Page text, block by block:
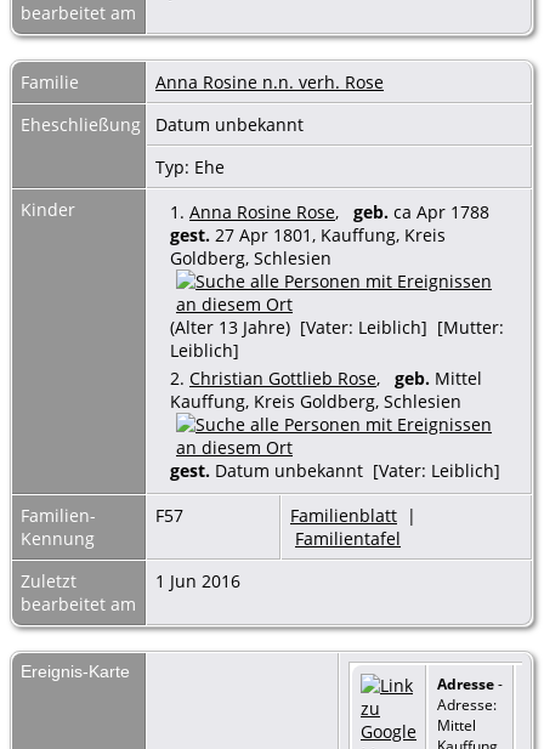
bearbeitet am
Familie
Anna Rosine n.n. verh. Rose
Eheschließung
Datum unbekannt
Typ: Ehe
Kinder
1. Anna Rosine Rose, geb. ca Apr 1788
gest. 27 Apr 1801, Kauffung, Kreis
Goldberg, Schlesien
(Alter 13 Jahre) [Vater: Leiblich] [Mutter:
Leiblich]
2. Christian Gottlieb Rose, geb. Mittel
Kauffung, Kreis Goldberg, Schlesien
gest. Datum unbekannt [Vater: Leiblich]
Familien-
Kennung
F57 Familienblatt |
Familientafel
Zuletzt
bearbeitet am
1 Jun 2016
Ereignis-Karte
Adresse-
Adresse:
Mittel